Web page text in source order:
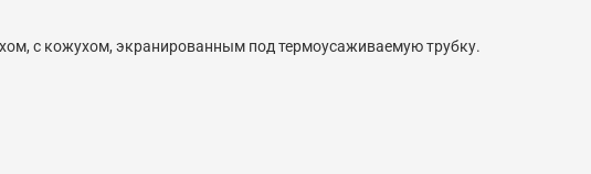
с кожухом, экранированным под термоусаживаемую трубку.